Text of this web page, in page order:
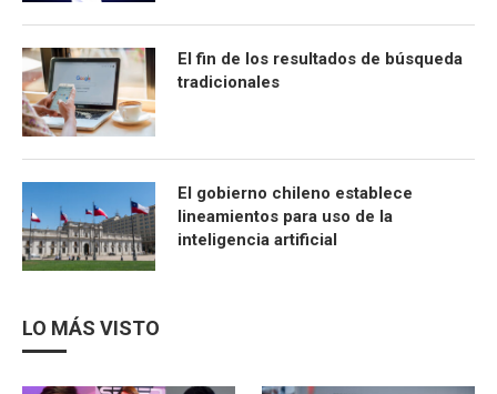
El fin de los resultados de búsqueda
tradicionales
El gobierno chileno establece
lineamientos para uso de la
inteligencia artificial
LO MÁS VISTO